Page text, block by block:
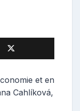
et en
Cahlíková,